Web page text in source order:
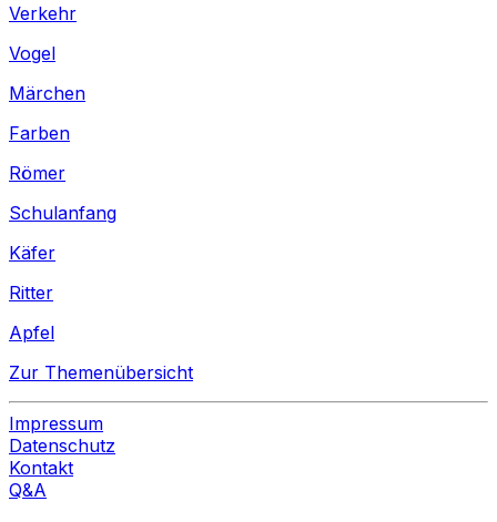
Verkehr
Vogel
Märchen
Farben
Römer
Schulanfang
Käfer
Ritter
Apfel
Zur Themenübersicht
Impressum
Datenschutz
Kontakt
Q&A